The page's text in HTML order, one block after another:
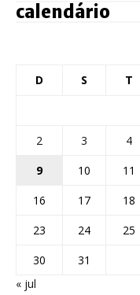
calendário
D S T
2
3 4
9
10 11
16
17 18
23
24 25
30
31
« jul